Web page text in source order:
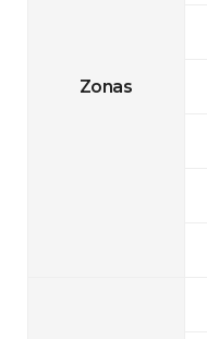
Zonas